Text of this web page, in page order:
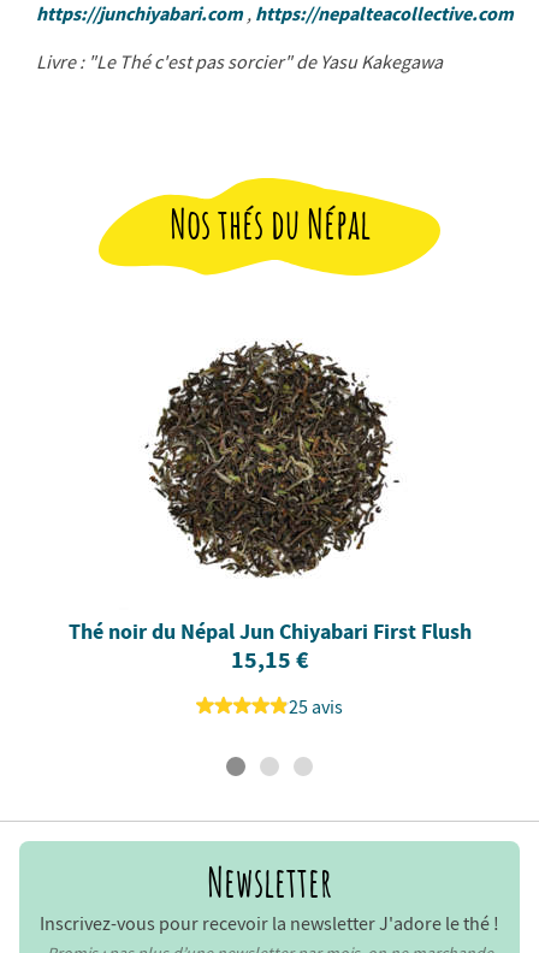
https://junchiyabari.com, https://nepalteacollective.com
Livre : "Le Thé c'est pas sorcier" de Yasu Kakegawa
Nos thés du Népal
Thé noir du Népal Jun Chiyabari First Flush
15,15 €
25 avis
Newsletter
Inscrivez-vous pour recevoir la newsletter J'adore le thé !